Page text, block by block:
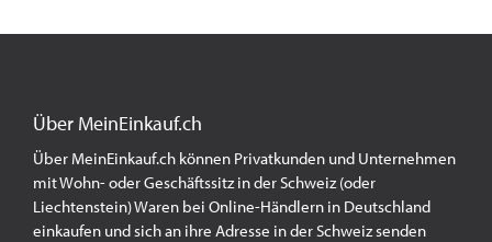
Über MeinEinkauf.ch
Über MeinEinkauf.ch können Privatkunden und Unternehmen
mit Wohn- oder Geschäftssitz in der Schweiz (oder
Liechtenstein) Waren bei Online-Händlern in Deutschland
einkaufen und sich an ihre Adresse in der Schweiz senden